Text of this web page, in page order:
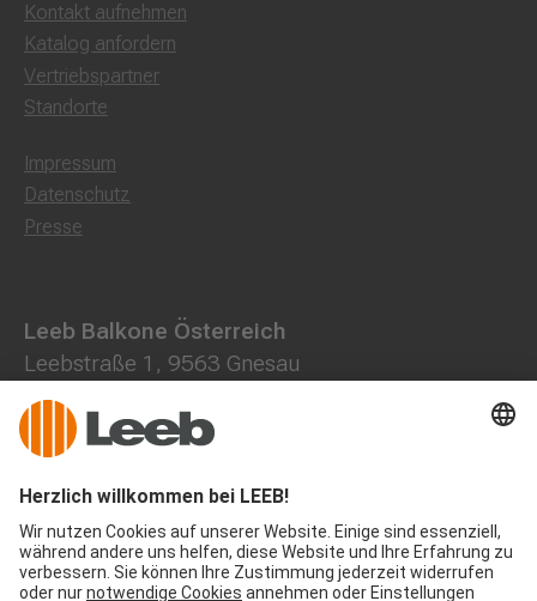
Kontakt aufnehmen
Katalog anfordern
Vertriebspartner
Standorte
Impressum
Datenschutz
Presse
Leeb Balkone Österreich
Leebstraße 1, 9563 Gnesau
0800 202013
+43 4278 7000
office@leeb-balkone.com